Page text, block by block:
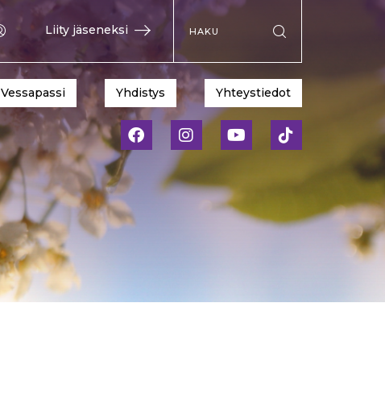
Liity jäseneksi
Hae sivustolta
Vessapassi Yhdistys Yhteystiedot